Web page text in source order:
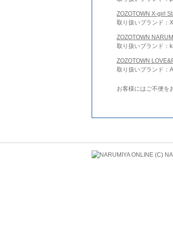
ZOZOTOWN X-girl
取り扱いブランド：
ZOZOTOWN
取り扱いブランド：
ZOZOTOWN
取り扱いブランド：
お客様にはご不便を